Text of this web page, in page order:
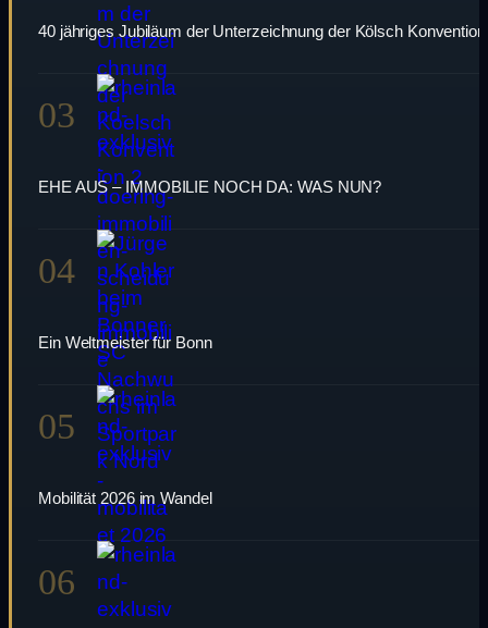
40 jähriges Jubiläum der Unterzeichnung der Kölsch Konvention
03
EHE AUS – IMMOBILIE NOCH DA: WAS NUN?
04
Ein Weltmeister für Bonn
05
Mobilität 2026 im Wandel
06